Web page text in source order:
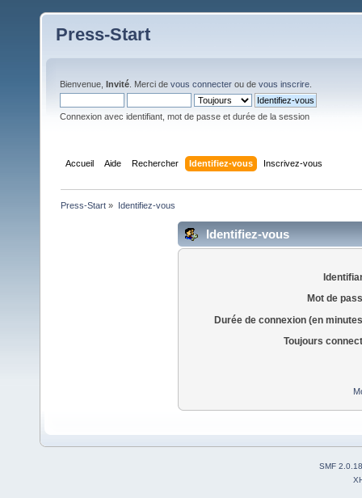
Press-Start
Bienvenue, Invité . Merci de vous connecter ou de vous inscrire
Connexion avec identifiant, mot de passe et durée de la session
Accueil Aide Rechercher Identifiez-vous Inscrivez-vous
Press-Start » Identifiez-vous
Identifiez-vous
Mot de
Durée de connexion (en
Toujours
SMF 2.0.18